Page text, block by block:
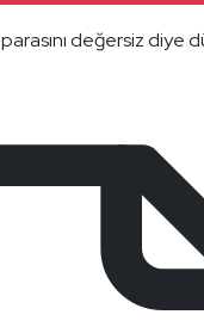
değersiz diye